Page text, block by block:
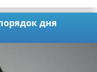
дня